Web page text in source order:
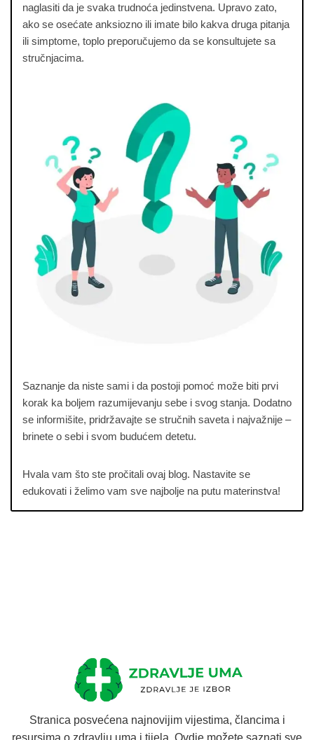
naglasiti da je svaka trudnoća jedinstvena. Upravo zato,
ako se osećate anksiozno ili imate bilo kakva druga pitanja
ili simptome, toplo preporučujemo da se konsultujete sa
stručnjacima.
Saznanje da niste sami i da postoji pomoć može biti prvi
korak ka boljem razumijevanju sebe i svog stanja. Dodatno
se informišite, pridržavajte se stručnih saveta i najvažnije –
brinete o sebi i svom budućem detetu.
Hvala vam što ste pročitali ovaj blog. Nastavite se
edukovati i želimo vam sve najbolje na putu materinstva!
Stranica posvećena najnovijim vijestima, člancima i